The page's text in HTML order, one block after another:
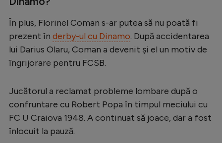
Intră în cont
Creează cont
În plus, Florinel Coman s-ar putea să nu poată fi
prezent în derby-ul cu Dinamo. După accidentarea
lui Darius Olaru, Coman a devenit și el un motiv de
îngrijorare pentru FCSB.
Jucătorul a reclamat probleme lombare după o
confruntare cu Robert Popa în timpul meciului cu
FC U Craiova 1948. A continuat să joace, dar a fost
înlocuit la pauză.